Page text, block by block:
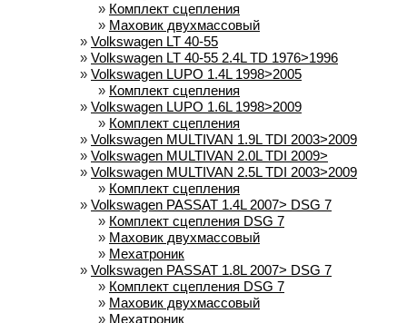
» Комплект сцепления
» Маховик двухмассовый
» Volkswagen LT 40-55
» Volkswagen LT 40-55 2.4L TD 1976>1996
» Volkswagen LUPO 1.4L 1998>2005
» Комплект сцепления
» Volkswagen LUPO 1.6L 1998>2009
» Комплект сцепления
» Volkswagen MULTIVAN 1.9L TDI 2003>2009
» Volkswagen MULTIVAN 2.0L TDI 2009>
» Volkswagen MULTIVAN 2.5L TDI 2003>2009
» Комплект сцепления
» Volkswagen PASSAT 1.4L 2007> DSG 7
» Комплект сцепления DSG 7
» Маховик двухмассовый
» Мехатроник
» Volkswagen PASSAT 1.8L 2007> DSG 7
» Комплект сцепления DSG 7
» Маховик двухмассовый
» Мехатроник